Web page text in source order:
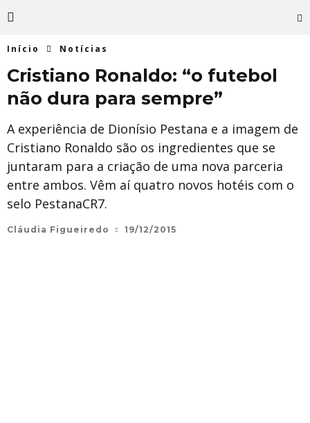
Início Notícias
Cristiano Ronaldo: “o futebol
não dura para sempre”
A experiência de Dionísio Pestana e a imagem de
Cristiano Ronaldo são os ingredientes que se
juntaram para a criação de uma nova parceria
entre ambos. Vêm aí quatro novos hotéis com o
selo PestanaCR7.
Cláudia Figueiredo 19/12/2015